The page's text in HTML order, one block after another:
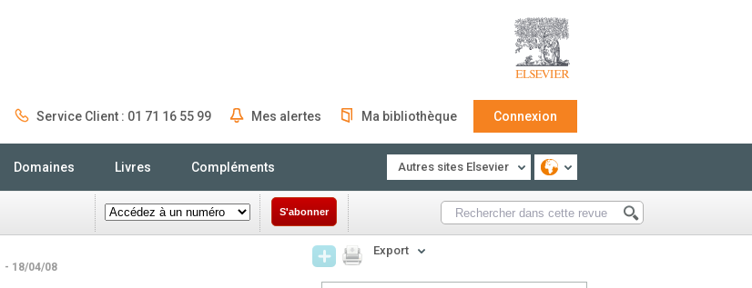
Service Client : 01 71 16 55 99 Mes alertes Ma bibliothèque Connexion
Domaines Livres Compléments Autres sites Elsevier
S'abonner
- 18/04/08
Export